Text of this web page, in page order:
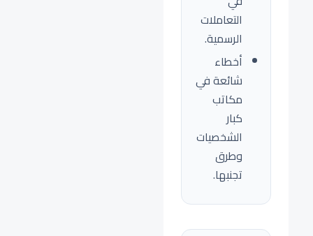
التعاملات
الرسمية.
أخطاء
شائعة في
مكاتب
كبار
الشخصيات
وطرق
تجنبها.